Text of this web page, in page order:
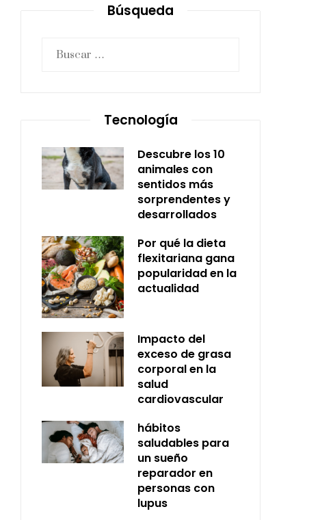
Búsqueda
Tecnología
Descubre los 10
animales con
sentidos más
sorprendentes y
desarrollados
Por qué la dieta
flexitariana gana
popularidad en la
actualidad
Impacto del
exceso de grasa
corporal en la
salud
cardiovascular
hábitos
saludables para
un sueño
reparador en
personas con
lupus